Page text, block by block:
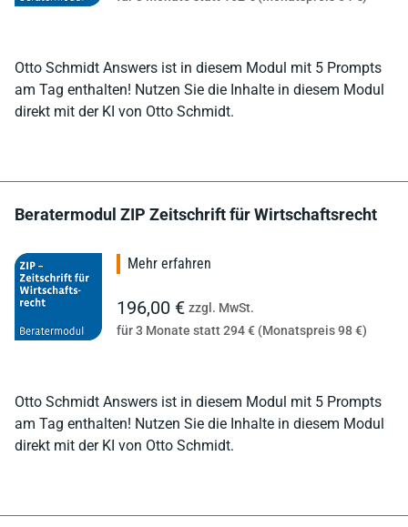
Otto Schmidt Answers ist in diesem Modul mit 5 Prompts
am Tag enthalten! Nutzen Sie die Inhalte in diesem Modul
direkt mit der KI von Otto Schmidt.
Beratermodul ZIP Zeitschrift für Wirtschaftsrecht
Otto Schmidt Answers ist in diesem Modul mit 5 Prompts
am Tag enthalten! Nutzen Sie die Inhalte in diesem Modul
direkt mit der KI von Otto Schmidt.
Mehr erfahren
196,00 € zzgl. MwSt.
für 3 Monate statt 294 € (Monatspreis 98 €)